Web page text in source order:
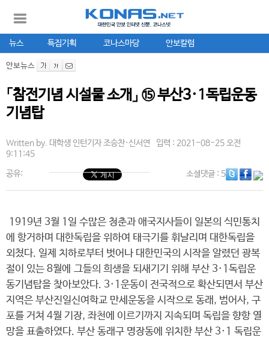
뉴스 특집기획 코나스마당 안보칼럼
안보뉴스
「참전기념 시설물 소개」 ⑮ 부산3·1독립운동
기념탑
Written by. 대학생 인턴기자 조승찬·신서연
입력 : 2021-08-25 오전
9:11:45
공유: 소셜댓글: 5
1919년 3월 1일 수많은 청춘과 애국지사들이 일본의 식민통치
에 항거하며 대한독립을 위하여 태극기를 휘날리며 대한독립을
외쳤다. 일제 치하로부터 벗어나 대한민국의 시작을 알렸던 광복
절이 있는 8월에 그들의 희생을 되새기기 위해 부산 3·1독립운
동기념탑을 찾아보았다. 3·1운동이 전국적으로 확산되면서 부산
지역은 부산진일신여학교 만세운동을 시작으로 동래, 범어사, 구
포를 거쳐 4월 기장, 좌천에 이르기까지 지속되며 독립을 향항 열
망을 표출하였다. 부산 동래구 명장동에 위치한 부산 3·1 독립운